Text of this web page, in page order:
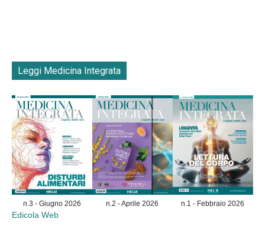
Leggi Medicina Integrata
n.3 - Giugno 2026 n.2 - Aprile 2026 n.1 - Febbraio 2026
Edicola Web